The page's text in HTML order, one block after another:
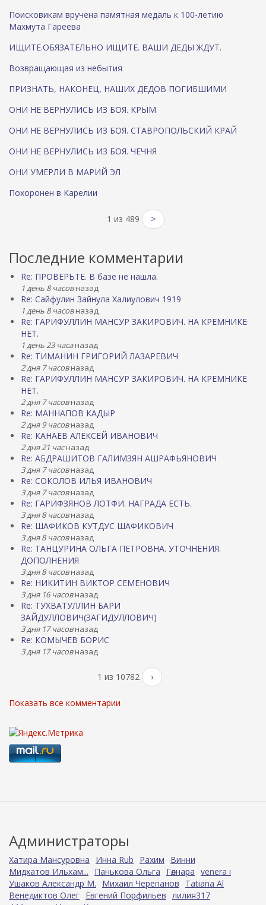
Поисковикам вручена памятная медаль к 100-летию
Махмута Гареева
ИЩИТЕ.ОБЯЗАТЕЛЬНО ИЩИТЕ. ВАШИ ДЕДЫ ЖДУТ.
Возвращающая из небытия
ПРИЗНАТЬ, НАКОНЕЦ, НАШИХ ДЕДОВ ПОГИБШИМИ
ОНИ НЕ ВЕРНУЛИСЬ ИЗ БОЯ. КРЫМ
ОНИ НЕ ВЕРНУЛИСЬ ИЗ БОЯ. СТАВРОПОЛЬСКИЙ КРАЙ
ОНИ НЕ ВЕРНУЛИСЬ ИЗ БОЯ. ЧЕЧНЯ
ОНИ УМЕРЛИ В МАРИЙ ЭЛ
Похоронен в Карелии
1 из 489 >
Последние комментарии
Re: ПРОВЕРЬТЕ. В базе не нашла.
1 день 8 часовназад
Re: Сайфулин Зайнула Халиулович 1919
1 день 8 часовназад
Re: ГАРИФУЛЛИН МАНСУР ЗАКИРОВИЧ. НА КРЕМНИКЕ
НЕТ.
1 день 23 часаназад
Re: ТИМАНИН ГРИГОРИЙ ЛАЗАРЕВИЧ
2 дня 7 часовназад
Re: ГАРИФУЛЛИН МАНСУР ЗАКИРОВИЧ. НА КРЕМНИКЕ
НЕТ.
2 дня 7 часовназад
Re: МАННАПОВ КАДЫР
2 дня 9 часовназад
Re: КАНАЕВ АЛЕКСЕЙ ИВАНОВИЧ
2 дня 21 часназад
Re: АБДРАШИТОВ ГАЛИМЗЯН АШРАФЬЯНОВИЧ
3 дня 7 часовназад
Re: СОКОЛОВ ИЛЬЯ ИВАНОВИЧ
3 дня 7 часовназад
Re: ГАРИФЗЯНОВ ЛОТФИ. НАГРАДА ЕСТЬ.
3 дня 8 часовназад
Re: ШАФИКОВ КУТДУС ШАФИКОВИЧ
3 дня 8 часовназад
Re: ТАНЦУРИНА ОЛЬГА ПЕТРОВНА. УТОЧНЕНИЯ.
ДОПОЛНЕНИЯ
3 дня 8 часовназад
Re: НИКИТИН ВИКТОР СЕМЕНОВИЧ
3 дня 16 часовназад
Re: ТУХВАТУЛЛИН БАРИ
ЗАЙДУЛЛОВИЧ(ЗАГИДУЛЛОВИЧ)
3 дня 17 часовназад
Re: КОМЫЧЕВ БОРИС
3 дня 17 часовназад
1 из 10782 ›
Показать все комментарии
Администраторы
Хатира Мансуровна Инна Rub Рахим
Винни
Мидхатов Ильхам...
Панькова Ольга Гөлнара venera i
Ушаков Александр М.
Михаил Черепанов
Tatiana Al
Венедиктов Олег Евгений Порфильев лилия317